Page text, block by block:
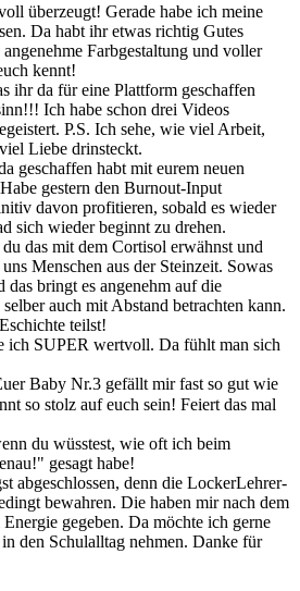
überzeugt! Gerade habe ich meine
Da habt ihr etwas richtig Gutes
Farbgestaltung und voller
kennt!
ihr da für eine Plattform geschaffen
Ich habe schon drei Videos
P.S. Ich sehe, wie viel Arbeit,
Liebe drinsteckt.
geschaffen habt mit eurem neuen
gestern den Burnout-Input
davon profitieren, sobald es wieder
sich wieder beginnt zu drehen.
das mit dem Cortisol erwähnst und
Menschen aus der Steinzeit. Sowas
bringt es angenehm auf die
auch mit Abstand betrachten kann.
teilst!
ich SUPER wertvoll. Da fühlt man sich
Baby Nr.3 gefällt mir fast so gut wie
so stolz auf euch sein! Feiert das mal
du wüsstest, wie oft ich beim
gesagt habe!
abgeschlossen, denn die LockerLehrer-
bewahren. Die haben mir nach dem
gegeben. Da möchte ich gerne
den Schulalltag nehmen. Danke für